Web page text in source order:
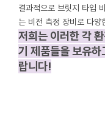
결과적으로 브릿지 타입
는 비전 측정 장비로 다양
저희는 이러한 각
기 제품들을 보유
랍니다!